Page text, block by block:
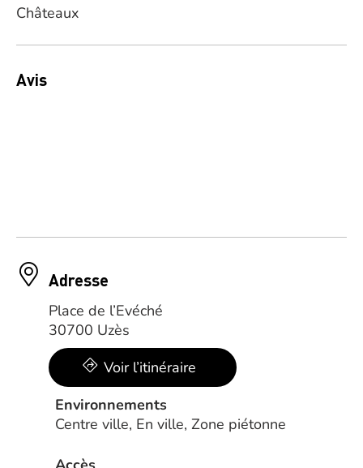
Avis
Adresse
Place de l’Evéché
30700 Uzès
Voir l’itinéraire
Environnements
Centre ville, En ville, Zone piétonne